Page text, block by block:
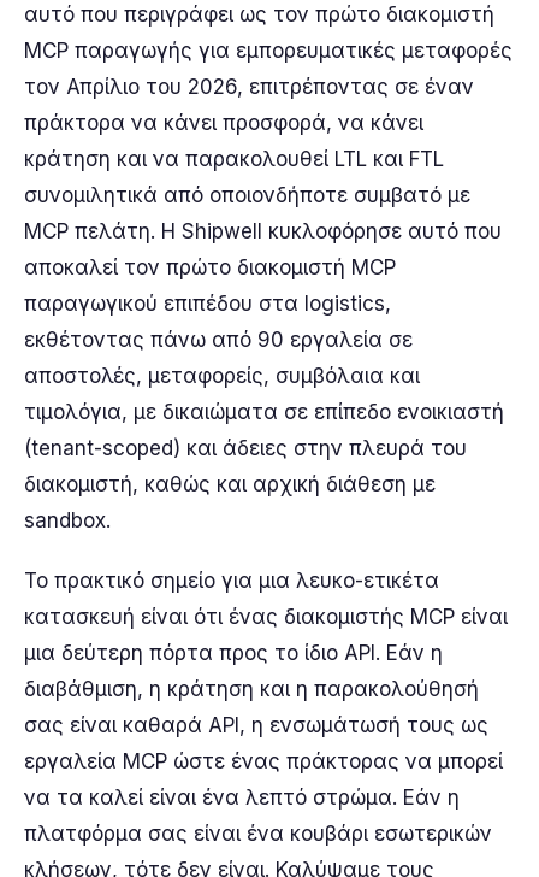
αυτό που περιγράφει ως τον πρώτο διακομιστή
MCP παραγωγής για εμπορευματικές μεταφορές
τον Απρίλιο του 2026, επιτρέποντας σε έναν
πράκτορα να κάνει προσφορά, να κάνει
κράτηση και να παρακολουθεί LTL και FTL
συνομιλητικά από οποιονδήποτε συμβατό με
MCP πελάτη. Η Shipwell κυκλοφόρησε αυτό που
αποκαλεί τον πρώτο διακομιστή MCP
παραγωγικού επιπέδου στα logistics,
εκθέτοντας πάνω από 90 εργαλεία σε
αποστολές, μεταφορείς, συμβόλαια και
τιμολόγια, με δικαιώματα σε επίπεδο ενοικιαστή
(tenant-scoped) και άδειες στην πλευρά του
διακομιστή, καθώς και αρχική διάθεση με
sandbox.
Το πρακτικό σημείο για μια λευκο-ετικέτα
κατασκευή είναι ότι ένας διακομιστής MCP είναι
μια δεύτερη πόρτα προς το ίδιο API. Εάν η
διαβάθμιση, η κράτηση και η παρακολούθησή
σας είναι καθαρά API, η ενσωμάτωσή τους ως
εργαλεία MCP ώστε ένας πράκτορας να μπορεί
να τα καλεί είναι ένα λεπτό στρώμα. Εάν η
πλατφόρμα σας είναι ένα κουβάρι εσωτερικών
κλήσεων, τότε δεν είναι. Καλύψαμε τους